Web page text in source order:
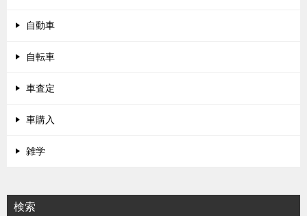
自動車
自転車
車査定
車購入
雑学
検索